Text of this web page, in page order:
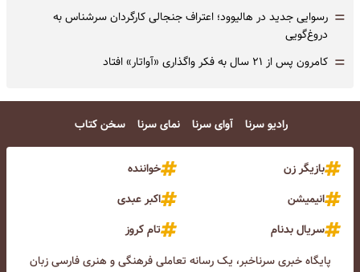
= رسوایی جدید در هالیوود؛ اعتراف جنجالی کارگردان سرشناس به
دروغ‌گویی
= کامرون پس از ۲۱ سال به فکر واگذاری «آواتار» افتاد
رادیو سرنا آوای سرنا نمای سرنا سخن کتاب
بازیگر زن
خواننده
انیمیشن
اکبر عبدی
سریال بدنام
تام کروز
پایگاه خبری سرناخبر، یک رسانه تعاملی فرهنگی و هنری فارسی زبان